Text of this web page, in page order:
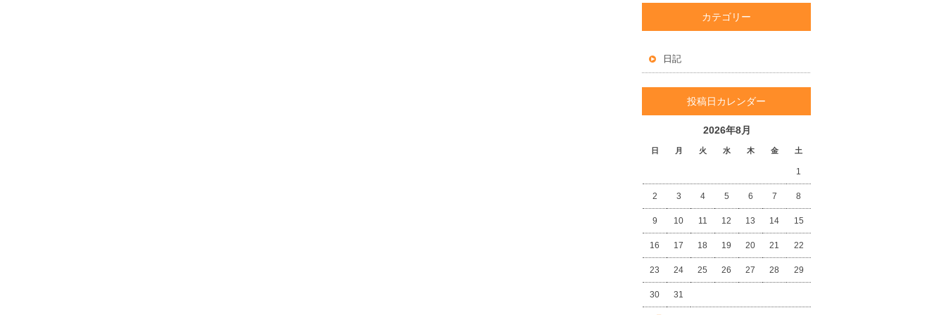
カテゴリー
日記
投稿日カレンダー
2026年8月
日 月 火 水 木 金 土
1
2 3 4 5 6 7 8
9 10 11 12 13 14 15
16 17 18 19 20 21 22
23 24 25 26 27 28 29
30 31